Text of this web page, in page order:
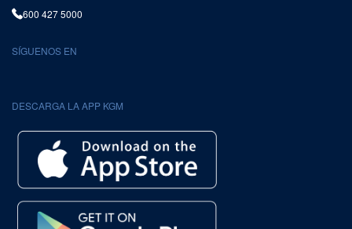
600 427 5000
SÍGUENOS EN
DESCARGA LA APP KGM